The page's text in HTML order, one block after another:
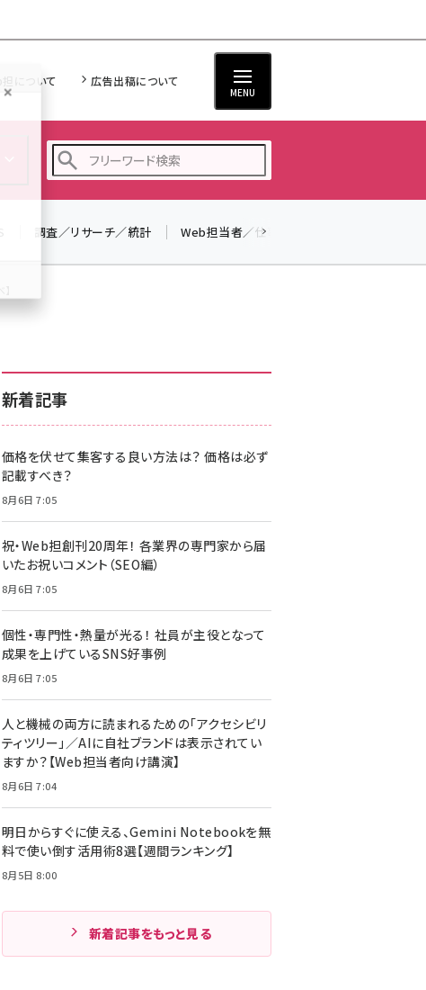
担について 広告出稿について
MENU
z世代 (1622)
meo (1275)
調査／リサーチ／統計 Web担当者／仕事
新着記事
価格を伏せて集客する良い方法は？ 価格は必ず
記載すべき？
8月6日 7:05
祝・Web担創刊20周年！ 各業界の専門家から届
いたお祝いコメント（SEO編）
8月6日 7:05
個性・専門性・熱量が光る！ 社員が主役となって
成果を上げているSNS好事例
8月6日 7:05
人と機械の両方に読まれるための「アクセシビリ
ティツリー」／AIに自社ブランドは表示されてい
ますか？【Web担当者向け講演】
8月6日 7:04
明日からすぐに使える、Gemini Notebookを無
料で使い倒す活用術8選【週間ランキング】
8月5日 8:00
新着記事をもっと見る